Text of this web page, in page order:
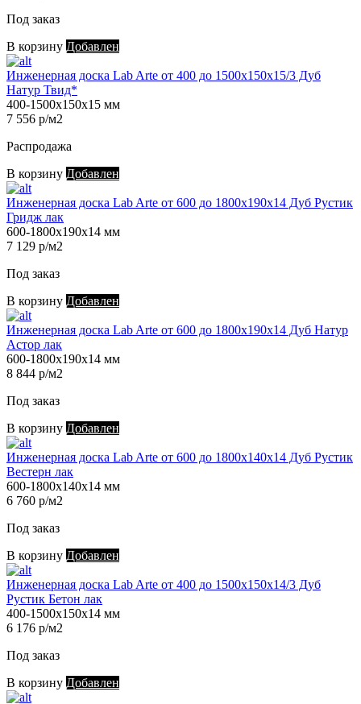
Под заказ
В корзину Добавлен
Инженерная доска Lab Arte от 400 до 1500х150х15/3 Дуб
Натур Твид*
400-1500х150х15 мм
7 556 р/м2
Распродажа
В корзину Добавлен
Инженерная доска Lab Arte от 600 до 1800х190х14 Дуб Рустик
Гридж лак
600-1800х190х14 мм
7 129 р/м2
Под заказ
В корзину Добавлен
Инженерная доска Lab Arte от 600 до 1800х190х14 Дуб Натур
Астор лак
600-1800х190х14 мм
8 844 р/м2
Под заказ
В корзину Добавлен
Инженерная доска Lab Arte от 600 до 1800х140х14 Дуб Рустик
Вестерн лак
600-1800х140х14 мм
6 760 р/м2
Под заказ
В корзину Добавлен
Инженерная доска Lab Arte от 400 до 1500х150х14/3 Дуб
Рустик Бетон лак
400-1500х150х14 мм
6 176 р/м2
Под заказ
В корзину Добавлен